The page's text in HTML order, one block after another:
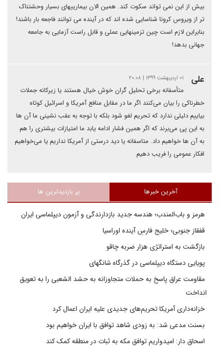
بیش از این نمی تواند سکوت کند. همین الان بیمارییهای بسیار وحشتناک
تر از ویروس کرونا شناسایی شده اند که در آینده می توانند فاجعه بار باشند!
بنابراین لازم است چین تزمینهایی عملی و قابل راست آزمایی به جامعه
جهانی بدهد!
علی ۰۱ اردیبهشت ۱۳۹۹ | ۲۰:۰۸
متأسفانه برخی تحلیل گران خوش خیال هستند یا زیرکانه جملات
خطرناکی را بیان می‌کنند اگر ما در مقابل منافع آمریکا و اسرائیل کوتاه
بیاییم دلیلی ندارد که تحریم لغو شود بلکه با توجه به عقب نشینی ما آن ها
به این پی می‌برند که اگر همین فشار ادامه یابد ما امتیازات بیشتری را هم
به آن ها خواهیم داد. متاسفانه یا دید درستی از آمریکا نداریم یا می‌خواهیم
افکار عمومی را فریب دهیم
آخرین خبرها پر بازدیدترین ها
هرمز و باب‌المندب؛ هندسه جدید بازدارندگی و آزمون دیپلماسی ایران
قفقاز جنوبی؛ خلیج فارسِ آینده اوراسیا
بازگشت به استراتژی هزار ضربه چاقو
پویایی دستگاه دیپلماسی در گذرگاه شانگهای
مقاومت عراق پاسخ به حملات متجاوزانه به حشد الشعبی را به تعویق
انداخت
خزانه‌داری آمریکا تحریم‌های جدیدی علیه ایران اعمال کرد
بسنت مدعی شد: به زودی شاهد توافق با ایران خواهیم بود
اسحاق دار: امیدواریم توافق مکه به ثبات در منطقه کمک کند